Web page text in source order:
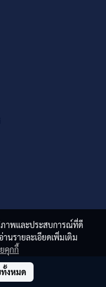
ภาพและประสบการณ์ที่ดี
นรายละเอียดเพิ่มเติม
คุกกี้
งหมด